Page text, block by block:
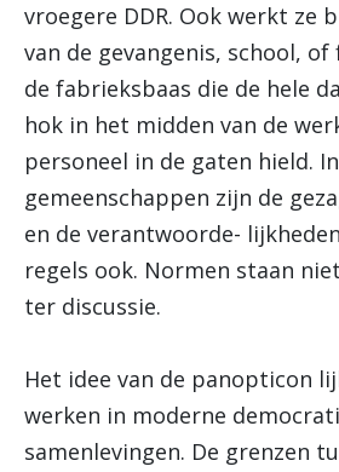
vroegere DDR. Ook werkt ze
van de gevangenis, school, of
de fabrieksbaas die de hele
hok in het midden van de
personeel in de gaten hield.
gemeenschappen zijn de
en de verantwoorde-
regels ook. Normen staan
ter discussie.
Het idee van de panopticon
werken in moderne
samenlevingen. De grenzen